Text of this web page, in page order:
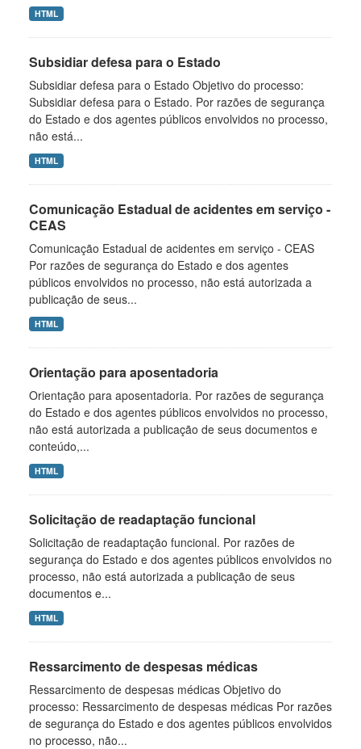
HTML
Subsidiar defesa para o Estado
Subsidiar defesa para o Estado Objetivo do processo:
Subsidiar defesa para o Estado. Por razões de segurança
do Estado e dos agentes públicos envolvidos no processo,
não está...
HTML
Comunicação Estadual de acidentes em serviço -
CEAS
Comunicação Estadual de acidentes em serviço - CEAS
Por razões de segurança do Estado e dos agentes
públicos envolvidos no processo, não está autorizada a
publicação de seus...
HTML
Orientação para aposentadoria
Orientação para aposentadoria. Por razões de segurança
do Estado e dos agentes públicos envolvidos no processo,
não está autorizada a publicação de seus documentos e
conteúdo,...
HTML
Solicitação de readaptação funcional
Solicitação de readaptação funcional. Por razões de
segurança do Estado e dos agentes públicos envolvidos no
processo, não está autorizada a publicação de seus
documentos e...
HTML
Ressarcimento de despesas médicas
Ressarcimento de despesas médicas Objetivo do
processo: Ressarcimento de despesas médicas Por razões
de segurança do Estado e dos agentes públicos envolvidos
no processo, não...